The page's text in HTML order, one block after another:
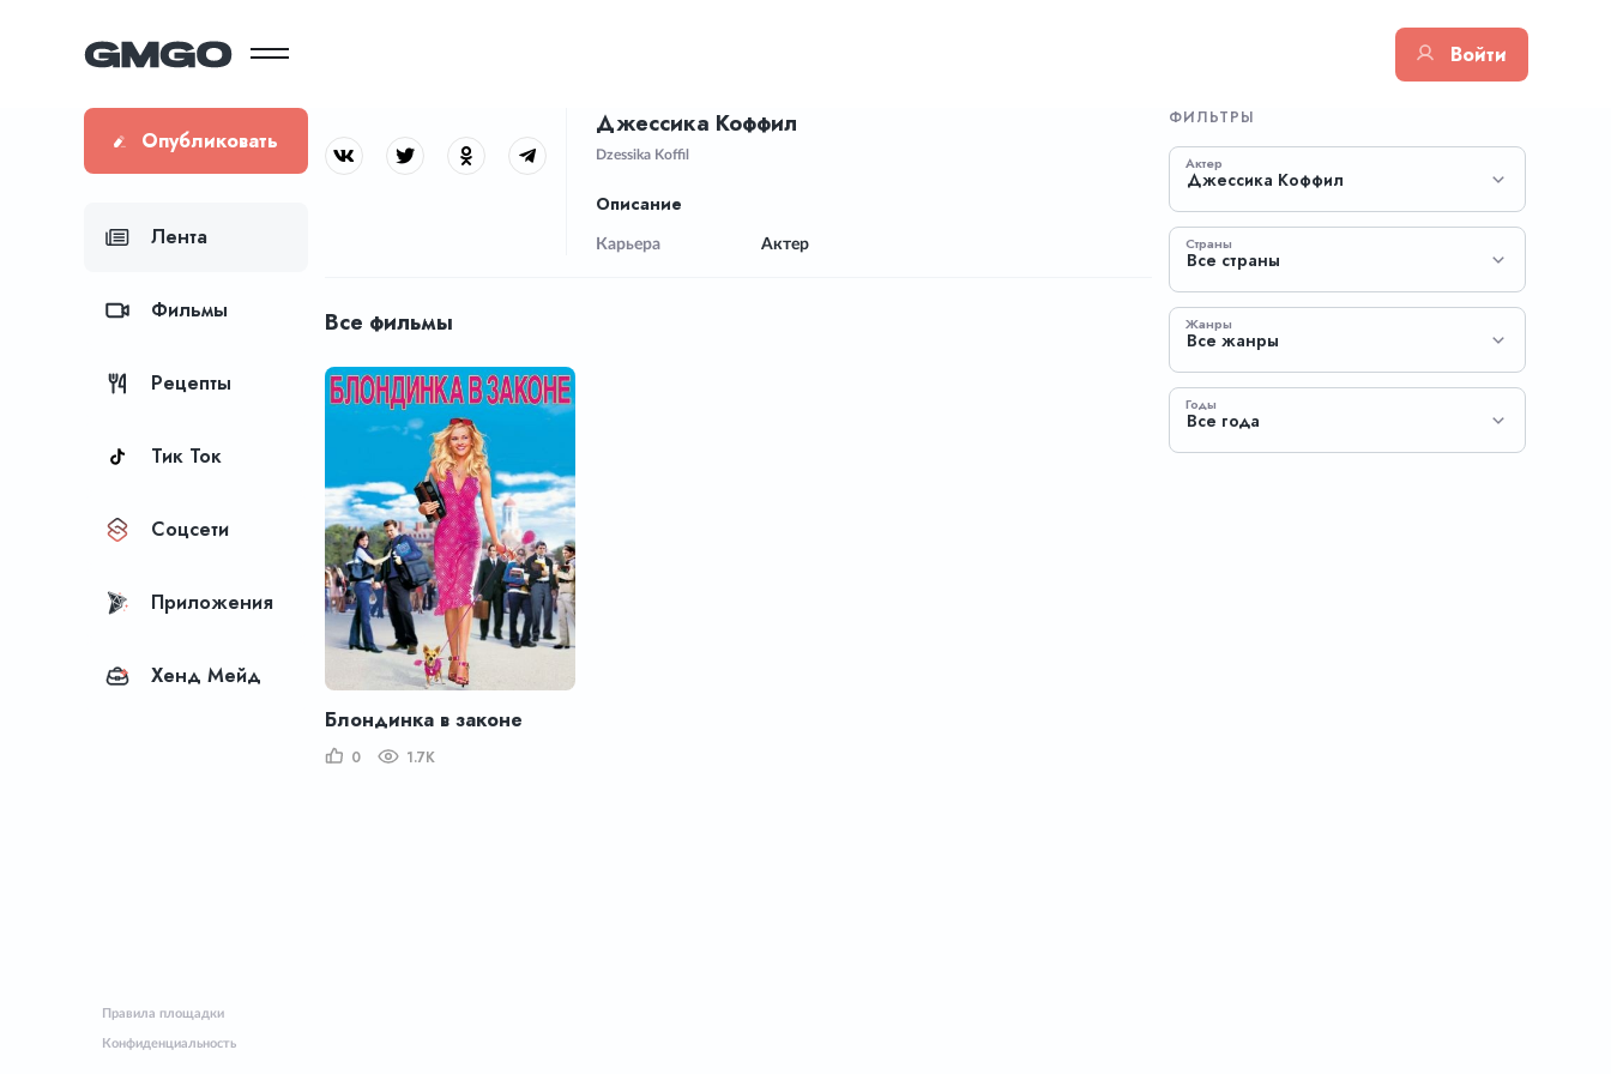
Войти
Опубликовать
Лента
Фильмы
Рецепты
Тик Ток
Соцсети
Приложения
Хенд Мейд
Правила площадки
Конфиденциальность
Джессика Коффил
Dzessika Koffil
Описание
Карьера Актер
Все фильмы
Блондинка в законе
0 1.7K
ФИЛЬТРЫ
Актер
Джессика Коффил
Страны
Все страны
Жанры
Все жанры
Годы
Все года